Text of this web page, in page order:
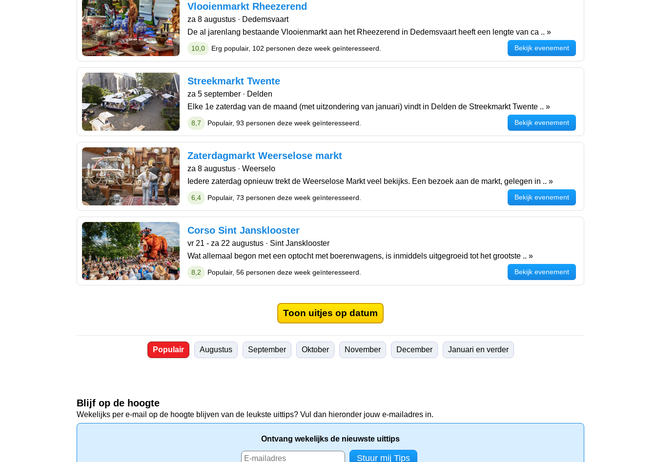
Vlooienmarkt Rheezerend
za 8 augustus · Dedemsvaart
De al jarenlang bestaande Vlooienmarkt aan het Rheezerend in Dedemsvaart heeft een lengte van ca .. »
10,0 Erg populair, 102 personen deze week geïnteresseerd. Bekijk evenement
Streekmarkt Twente
za 5 september · Delden
Elke 1e zaterdag van de maand (met uitzondering van januari) vindt in Delden de Streekmarkt Twente .. »
8,7 Populair, 93 personen deze week geïnteresseerd. Bekijk evenement
Zaterdagmarkt Weerselose markt
za 8 augustus · Weerselo
Iedere zaterdag opnieuw trekt de Weerselose Markt veel bekijks. Een bezoek aan de markt, gelegen in .. »
6,4 Populair, 73 personen deze week geïnteresseerd. Bekijk evenement
Corso Sint Jansklooster
vr 21 - za 22 augustus · Sint Jansklooster
Wat allemaal begon met een optocht met boerenwagens, is inmiddels uitgegroeid tot het grootste .. »
8,2 Populair, 56 personen deze week geïnteresseerd. Bekijk evenement
Toon uitjes op datum
Populair Augustus September Oktober November December Januari en verder
Blijf op de hoogte
Wekelijks per e-mail op de hoogte blijven van de leukste uittips? Vul dan hieronder jouw e-mailadres in.
Ontvang wekelijks de nieuwste uittips